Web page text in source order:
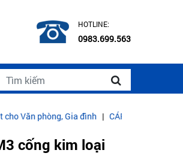
HOTLINE:
0983.699.563
Gia đình|CÁP QUANG COMMSCOPE
cống kim loại